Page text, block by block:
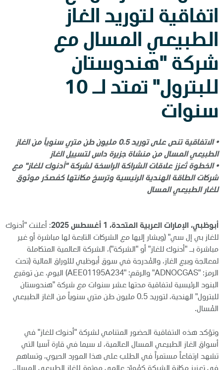
اتفاقية لتوريد الغاز
الطبيعي المسال مع
شركة "هندوستان
للبترول" تمتد لـ 10
سنوات
•
الاتفاقية تنص على توريد 0.5 مليون طن متري سنوياً من الغاز
الطبيعي المسال من منشاة جزيرة داس لتسييل الغاز
• الخطوة تُعزز علاقات الشراكة الراسخة لشركة "أدنوك للغاز" مع
شركات الطاقة الهندية الرئيسية وترسخ مكانتها كمُصدّر موثوق
للغار الطبيعي المسال
أبوظبي، الإمارات العربية المتحدة، 1 أغسطس 2025
: أعلنت "أدنوك
للغاز بي إل سي" (ويشار إليها مع الشركات التابعة لها مباشرة أو غير
مباشرة بـ "أدنوك للغاز" أو "الشركة")، الشركة العالمية المتكاملة
لمعالجة وبيع الغاز، والمُدرجة في سوق أبوظبي للأوراق المالية (تحت
الرمز: "ADNOCGAS" والرقم: "AEE01195A234) اليوم، عن توقيع
البنود الرئيسية لاتفاقية مدتها عشر سنوات مع شركة "هندوستان
للبترول" الهندية، لتوريد 0.5 مليون طن متري سنوياً من الغاز الطبيعي
المُسال.
وتؤكد هذه الاتفاقية الحضور المتنامي لشركة "أدنوك للغاز" في
أسواق الغاز الطبيعي المسال العالمية، لا سيما في قارة آسيا التي
تشهد ارتفاعاً مستمراً في الطلب على هذا المورد الحيوي، وتساهم